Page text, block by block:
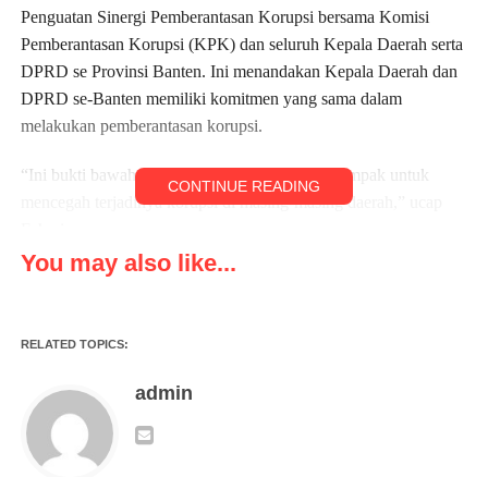
Penguatan Sinergi Pemberantasan Korupsi bersama Komisi
Pemberantasan Korupsi (KPK) dan seluruh Kepala Daerah serta
DPRD se Provinsi Banten. Ini menandakan Kepala Daerah dan
DPRD se-Banten memiliki komitmen yang sama dalam
melakukan pemberantasan korupsi.
“Ini bukti bawah Kepala Daerah dan DPRD kompak untuk
mencegah terjadinya korupsi di masing-masing daerah,” ucap
Direktur Koordinasi dan Supervisi Wilayah II KPK RI Brigjen
“Kami sudah merekomendasikan perbaikan tata kelola melalui
MCSP, MCSP ini sebagai sarana atau tools untuk membuat
komunikasi dua arah. Teman-teman daerah diberikan berbagai
CONTINUE READING
You may also like...
RELATED TOPICS:
admin